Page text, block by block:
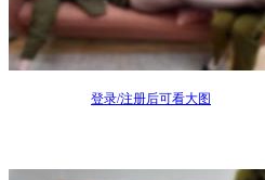
登录/注册后可看大图